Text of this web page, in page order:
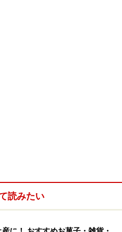
(アングン)」より徒歩10分
読みたい